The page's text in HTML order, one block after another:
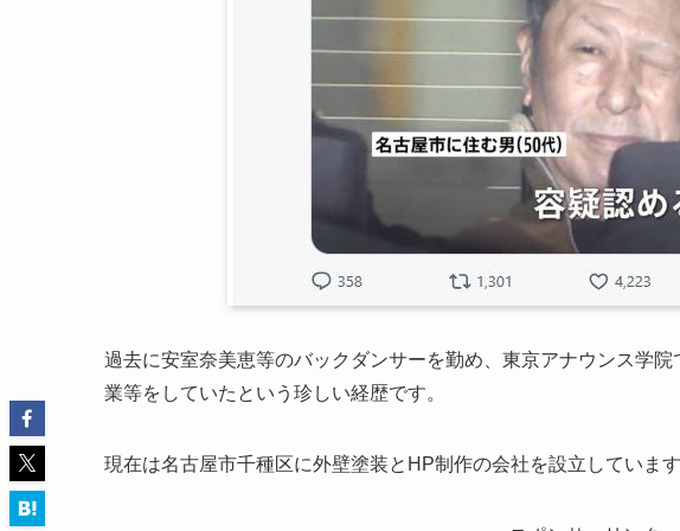
過去に安室奈美恵等のバックダンサーを勤め、東京アナウンス学
業等をしていたという珍しい経歴です。
現在は名古屋市千種区に外壁塗装とHP制作の会社を設立しています